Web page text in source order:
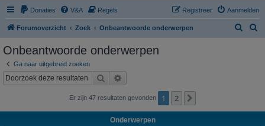
Donaties V&A Regels Aanmelden
Registreer
Forumoverzicht Zoek Onbeantwoorde onderwerpen
Onbeantwoorde onderwerpen
Ga naar uitgebreid zoeken
Zoek
Er zijn 47 resultaten gevonden 1 2
Onderwerpen